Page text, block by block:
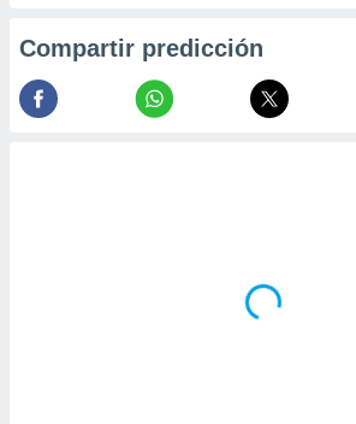
Compartir predicción